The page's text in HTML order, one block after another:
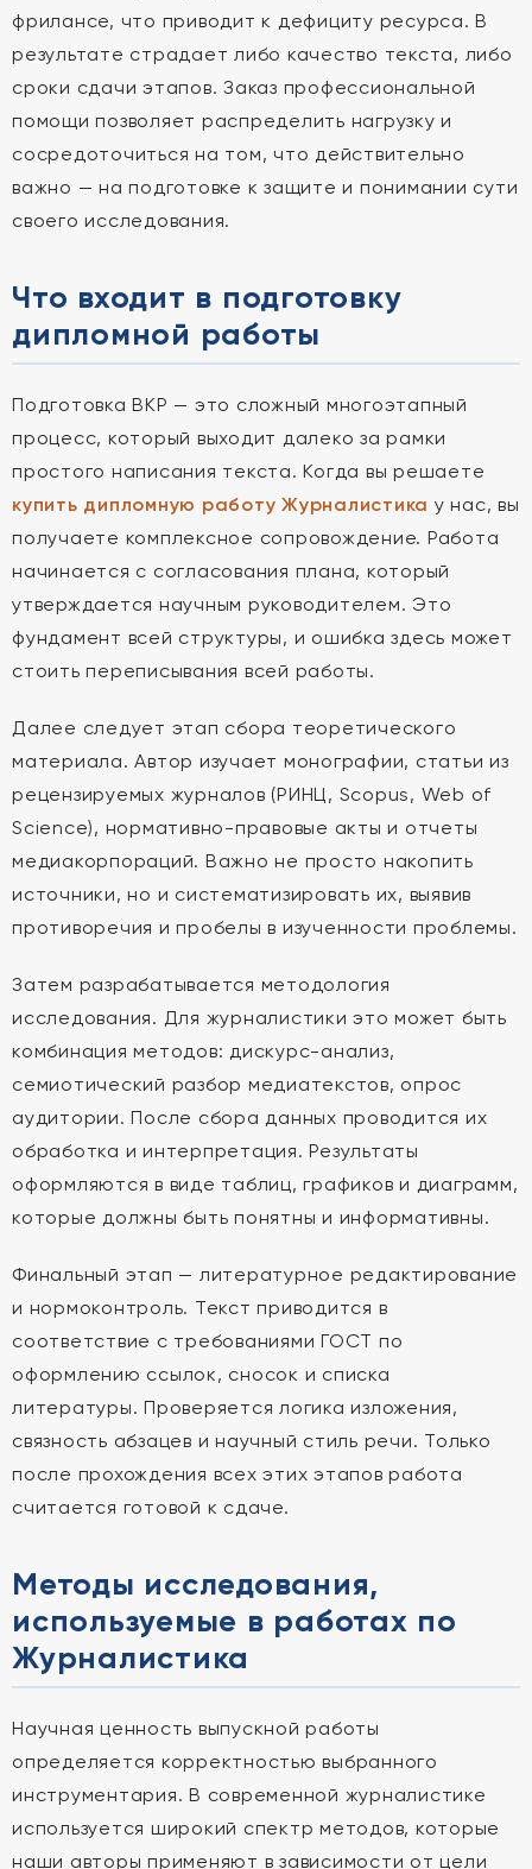
фрилансе, что приводит к дефициту ресурса. В
результате страдает либо качество текста, либо
сроки сдачи этапов. Заказ профессиональной
помощи позволяет распределить нагрузку и
сосредоточиться на том, что действительно
важно — на подготовке к защите и понимании сути
своего исследования.
Что входит в подготовку
дипломной работы
Подготовка ВКР — это сложный многоэтапный
процесс, который выходит далеко за рамки
простого написания текста. Когда вы решаете
купить дипломную работу Журналистика у нас, вы
получаете комплексное сопровождение. Работа
начинается с согласования плана, который
утверждается научным руководителем. Это
фундамент всей структуры, и ошибка здесь может
стоить переписывания всей работы.
Далее следует этап сбора теоретического
материала. Автор изучает монографии, статьи из
рецензируемых журналов (РИНЦ, Scopus, Web of
Science), нормативно-правовые акты и отчеты
медиакорпораций. Важно не просто накопить
источники, но и систематизировать их, выявив
противоречия и пробелы в изученности проблемы.
Затем разрабатывается методология
исследования. Для журналистики это может быть
комбинация методов: дискурс-анализ,
семиотический разбор медиатекстов, опрос
аудитории. После сбора данных проводится их
обработка и интерпретация. Результаты
оформляются в виде таблиц, графиков и диаграмм,
которые должны быть понятны и информативны.
Финальный этап — литературное редактирование
и нормоконтроль. Текст приводится в
соответствие с требованиями ГОСТ по
оформлению ссылок, сносок и списка
литературы. Проверяется логика изложения,
связность абзацев и научный стиль речи. Только
после прохождения всех этих этапов работа
считается готовой к сдаче.
Методы исследования,
используемые в работах по
Журналистика
Научная ценность выпускной работы
определяется корректностью выбранного
инструментария. В современной журналистике
используется широкий спектр методов, которые
наши авторы применяют в зависимости от цели